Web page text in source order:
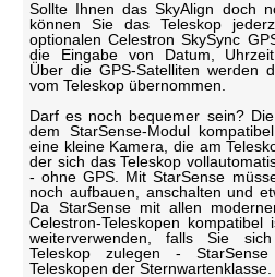
Sollte Ihnen das SkyAlign doch
können Sie das Teleskop
optionalen Celestron SkySync
die Eingabe von Datum,
Über die GPS-Satelliten werden
vom Teleskop übernommen.
Darf es noch bequemer sein?
dem StarSense-Modul
eine kleine Kamera, die am
der sich das Teleskop
- ohne GPS. Mit StarSense
noch aufbauen, anschalten und
Da StarSense mit allen
Celestron-Teleskopen
weiterverwenden, falls Sie
Teleskop zulegen -
Teleskopen der Sternwartenklasse.